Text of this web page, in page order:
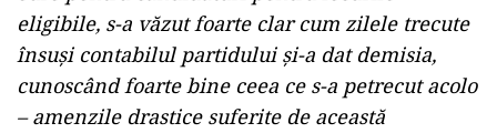
eligibile, s-a văzut foarte clar cum zilele trecute
însuşi contabilul partidului şi-a dat demisia,
cunoscând foarte bine ceea ce s-a petrecut acolo
– amenzile drastice suferite de această